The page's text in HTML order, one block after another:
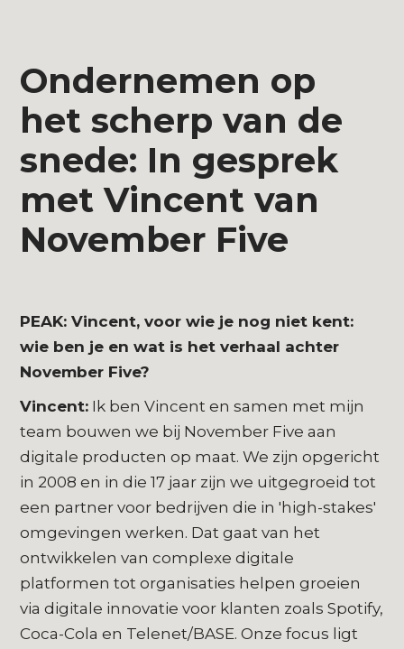
Ondernemen op
het scherp van de
snede: In gesprek
met Vincent van
November Five
PEAK: Vincent, voor wie je nog niet kent:
wie ben je en wat is het verhaal achter
November Five?
Vincent: Ik ben Vincent en samen met mijn
team bouwen we bij November Five aan
digitale producten op maat. We zijn opgericht
in 2008 en in die 17 jaar zijn we uitgegroeid tot
een partner voor bedrijven die in 'high-stakes'
omgevingen werken. Dat gaat van het
ontwikkelen van complexe digitale
platformen tot organisaties helpen groeien
via digitale innovatie voor klanten zoals Spotify,
Coca-Cola en Telenet/BASE. Onze focus ligt